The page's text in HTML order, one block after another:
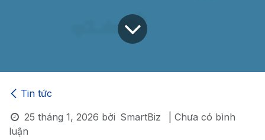
Tin tức
25 tháng 1, 2026 bởi SmartBiz
| Chưa có bình
luận